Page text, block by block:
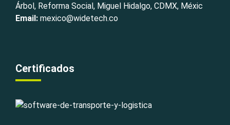
Árbol, Reforma Social, Miguel Hidalgo, CDMX, Méxic
Email: mexico@widetech.co
Certificados